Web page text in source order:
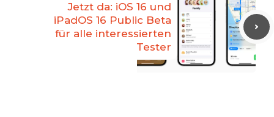
Jetzt da: iOS 16 und
iPadOS 16 Public Beta
für alle interessierten
Tester